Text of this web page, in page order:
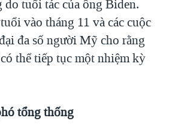
tuổi tác của ông Biden.
vào tháng 11 và các cuộc
đa số người Mỹ cho rằng
thể tiếp tục một nhiệm kỳ
tổngthống